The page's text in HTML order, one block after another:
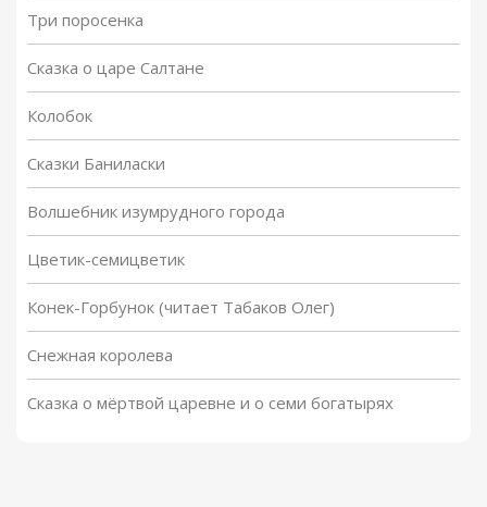
Три поросенка
Сказка о царе Салтане
Колобок
Сказки Баниласки
Волшебник изумрудного города
Цветик-семицветик
Конек-Горбунок (читает Табаков Олег)
Снежная королева
Сказка о мёртвой царевне и о семи богатырях